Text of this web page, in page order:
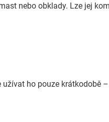
nebo obklady. Lze jej
ho pouze krátkodobě